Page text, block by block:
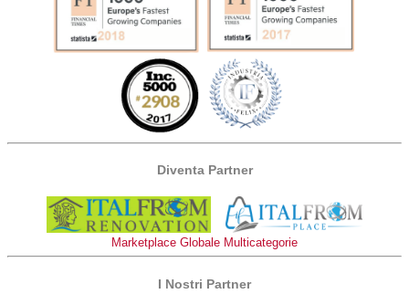
Diventa Partner
Marketplace Globale Multicategorie
I Nostri Partner